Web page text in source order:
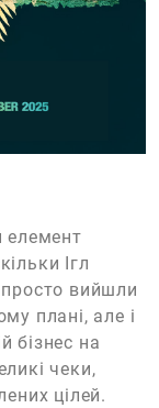
елемент
Ігл
вийшли
плані, але і
бізнес на
чеки,
цілей.